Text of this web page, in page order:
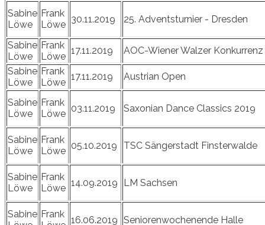
Sabine
Löwe
Frank
Löwe 30.11.2019 25. Adventsturnier - Dresden
Sabine
Löwe
Frank
Löwe
17.11.2019
AOC-Wiener Walzer Konkurrenz
Sabine
Löwe
Frank
Löwe
17.11.2019 Austrian Open
Sabine
Löwe
Frank
Löwe 03.11.2019 Saxonian Dance Classics 2019
Sabine
Löwe
Frank
Löwe 05.10.2019 TSC Sängerstadt Finsterwalde
Sabine
Löwe
Frank
Löwe 14.09.2019 LM Sachsen
Sabine Frank
16.06.2019 Seniorenwochenende Halle